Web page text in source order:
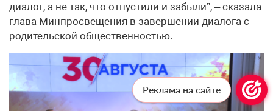
диалог, а не так, что отпустили и забыли”, – сказала
глава Минпросвещения в завершении диалога с
родительской общественностью.
Реклама на сайте